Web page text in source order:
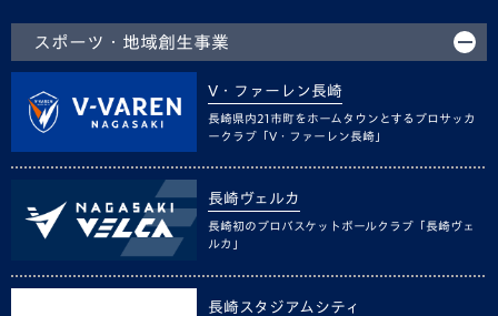
スポーツ・地域創生事業
V・ファーレン長崎
長崎県内21市町をホームタウンとするプロサッカ
ークラブ「V・ファーレン長崎」
長崎ヴェルカ
長崎初のプロバスケットボールクラブ「長崎ヴェ
ルカ」
長崎スタジアムシティ